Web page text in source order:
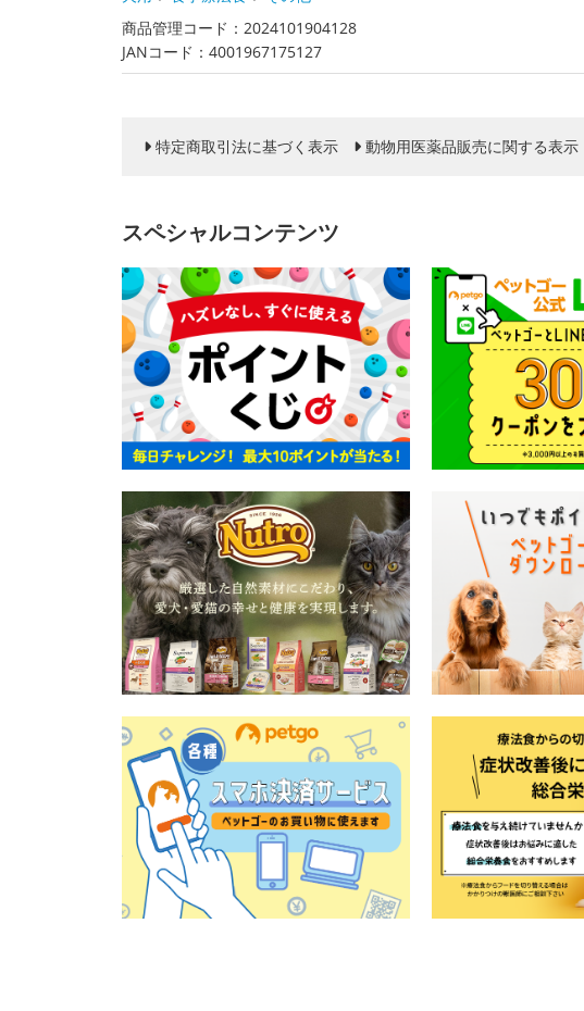
商品管理コード：2024101904128
JANコード：4001967175127
特定商取引法に基づく表示 動物用医薬品販売に関する表示
スペシャルコンテンツ